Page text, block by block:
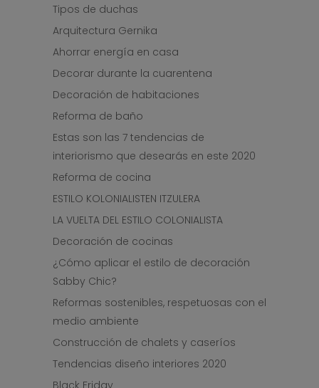
Tipos de duchas
Arquitectura Gernika
Ahorrar energía en casa
Decorar durante la cuarentena
Decoración de habitaciones
Reforma de baño
Estas son las 7 tendencias de
interiorismo que desearás en este 2020
Reforma de cocina
ESTILO KOLONIALISTEN ITZULERA
LA VUELTA DEL ESTILO COLONIALISTA
Decoración de cocinas
¿Cómo aplicar el estilo de decoración
Sabby Chic?
Reformas sostenibles, respetuosas con el
medio ambiente
Construcción de chalets y caseríos
Tendencias diseño interiores 2020
Black Friday